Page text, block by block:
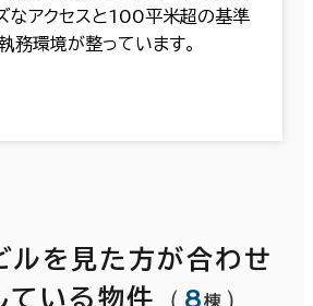
なアクセスと100平米超の基準
務環境が整っています。
ルを見た方が合わせ
ている物件
（ 8棟 ）